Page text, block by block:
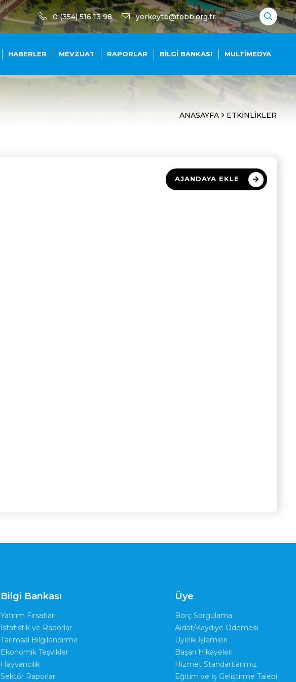
0 (354) 516 13 98 yerkoytb@tobb.org.tr
HABERLER MEVZUAT RAPORLAR BILGI BANKASI MULTIMEDYA
ANASAYFA ETKINLIKLER
AJANDAYA EKLE
Bilgi Bankası
Yatırım Fırsatları
İstatistik ve Raporlar
Tarımsal Bilgilendirme
Ekonomik Teşvikler
Hayvancılık
Sektör Raporları
Üye
Borç Sorgulama
Aidat/Kaydiye Ödemesi
Üyelik İşlemleri
Başarı Hikayeleri
Hizmet Standartlarımız
Eğitim ve İş Geliştirme Talebi